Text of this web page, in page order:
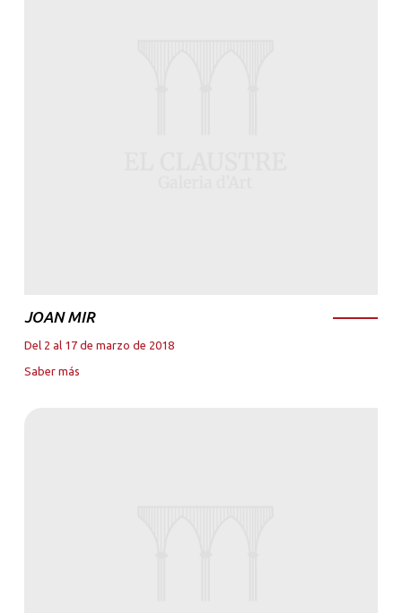
JOAN MIR
Del 2 al 17 de marzo de 2018
Saber más